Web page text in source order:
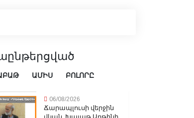
ԱՄԻՍ ԲՈԼՈՐԸ
06/08/2026
Ճարապլուսի վերջին